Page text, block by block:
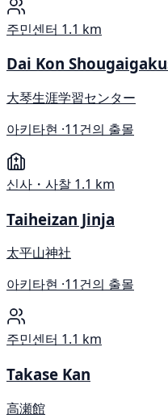
주민센터 1.1 km
Dai Kon
大琴生涯学習センター
아키타현 ·11건의 출몰
신사・사찰 1.1 km
Taiheizan Jinja
太平山神社
아키타현 ·11건의 출몰
주민센터 1.1 km
Takase Kan
高瀬館